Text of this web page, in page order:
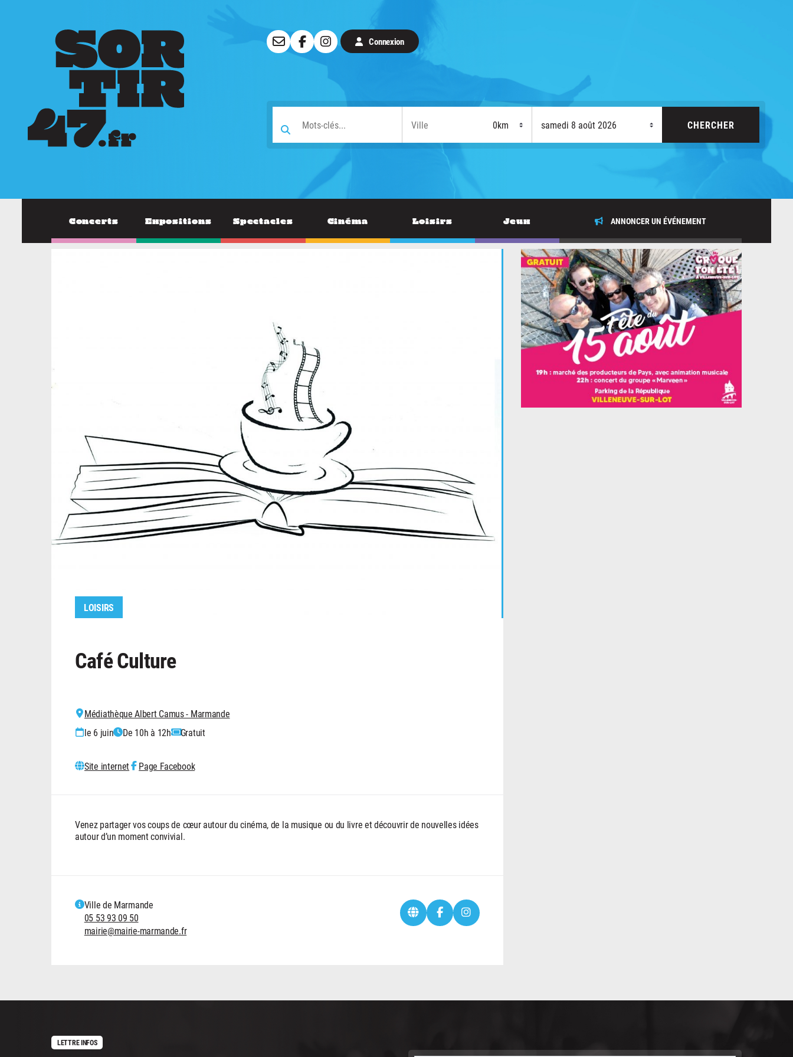
Connexion
Concerts Expositions Spectacles Cinéma Loisirs Jeux ANNONCER UN ÉVÉNEMENT
LOISIRS
Café Culture
Médiathèque Albert Camus - Marmande
le 6 juin
De 10h à 12h Gratuit
Site internet Page Facebook
Venez partager vos coups de cœur autour du cinéma, de la musique ou du livre et découvrir de nouvelles idées
autour d’un moment convivial.
Ville de Marmande
05 53 93 09 50
mairie@mairie-marmande.fr
LETTRE INFOS